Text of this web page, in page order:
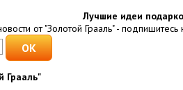
Лучшие идеи
от "Золотой Грааль" - подпишитесь
Грааль"